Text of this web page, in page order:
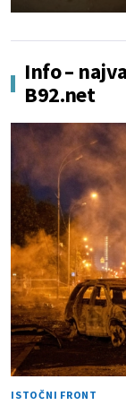
Info –
B92.net
ISTOČNI FRONT